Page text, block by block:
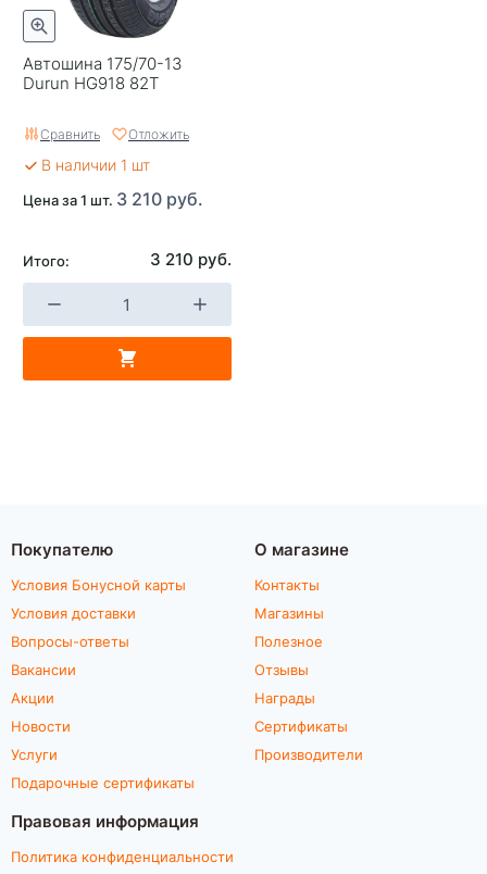
Автошина 175/70-13
Durun HG918 82T
Сравнить Отложить
В наличии 1 шт
Цена за 1 шт. 3 210 руб.
Итого: 3 210 руб.
Покупателю
Условия Бонусной карты
Условия доставки
Вопросы-ответы
Вакансии
Акции
Новости
Услуги
Подарочные сертификаты
О магазине
Контакты
Магазины
Полезное
Отзывы
Награды
Сертификаты
Производители
Правовая информация
Политика конфиденциальности